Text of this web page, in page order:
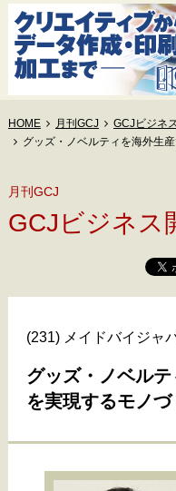
HOME 月刊GCJ
GCJビジネ
グッズ・ノベルティを海外生
月刊GCJ
GCJビジネス
(231) メイドバイジャ
グッズ・ノベル
を実現するモノ